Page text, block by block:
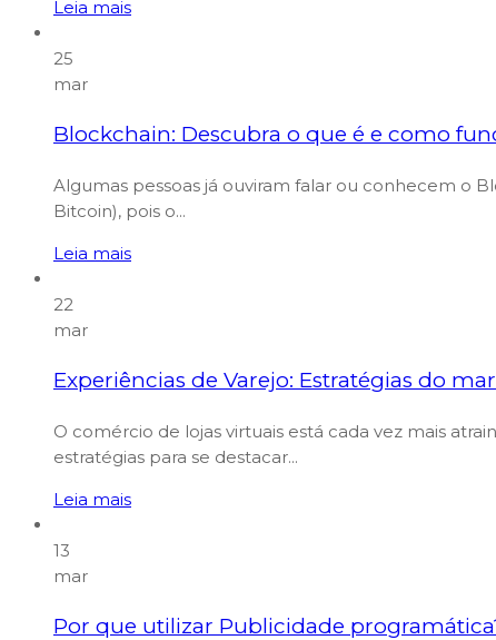
Leia mais
25
mar
Blockchain: Descubra o que é e como
Algumas pessoas já ouviram falar ou conhecem o
Bitcoin), pois o...
Leia mais
22
mar
Experiências de Varejo: Estratégias do
O comércio de lojas virtuais está cada vez mais
estratégias para se destacar...
Leia mais
13
mar
Por que utilizar Publicidade